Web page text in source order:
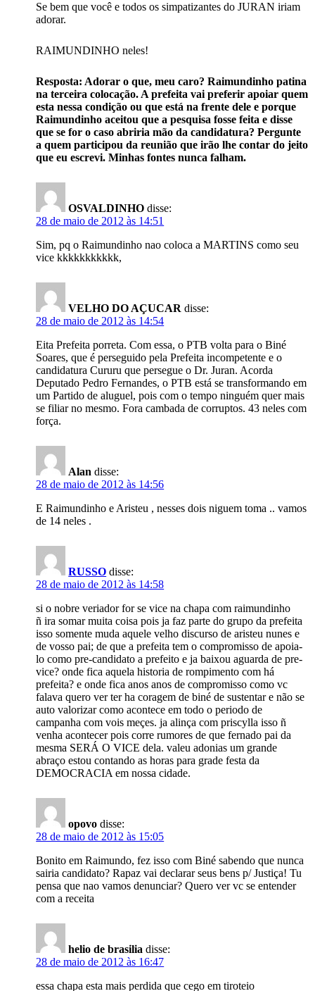
Se bem que você e todos os simpatizantes do JURAN iriam
adorar.
RAIMUNDINHO neles!
Resposta: Adorar o que, meu caro? Raimundinho patina
na terceira colocação. A prefeita vai preferir apoiar quem
esta nessa condição ou que está na frente dele e porque
Raimundinho aceitou que a pesquisa fosse feita e disse
que se for o caso abriria mão da candidatura? Pergunte
a quem participou da reunião que irão lhe contar do jeito
que eu escrevi. Minhas fontes nunca falham.
OSVALDINHO disse:
28 de maio de 2012 às 14:51
Sim, pq o Raimundinho nao coloca a MARTINS como seu
vice kkkkkkkkkkk,
VELHO DO AÇUCAR disse:
28 de maio de 2012 às 14:54
Eita Prefeita porreta. Com essa, o PTB volta para o Biné
Soares, que é perseguido pela Prefeita incompetente e o
candidatura Cururu que persegue o Dr. Juran. Acorda
Deputado Pedro Fernandes, o PTB está se transformando em
um Partido de aluguel, pois com o tempo ninguém quer mais
se filiar no mesmo. Fora cambada de corruptos. 43 neles com
força.
Alan disse:
28 de maio de 2012 às 14:56
E Raimundinho e Aristeu , nesses dois niguem toma .. vamos
de 14 neles .
RUSSO disse:
28 de maio de 2012 às 14:58
si o nobre veriador for se vice na chapa com raimundinho
ñ ira somar muita coisa pois ja faz parte do grupo da prefeita
isso somente muda aquele velho discurso de aristeu nunes e
de vosso pai; de que a prefeita tem o compromisso de apoia-
lo como pre-candidato a prefeito e ja baixou aguarda de pre-
vice? onde fica aquela historia de rompimento com há
prefeita? e onde fica anos anos de compromisso como vc
falava quero ver ter ha coragem de biné de sustentar e não se
auto valorizar como acontece em todo o periodo de
campanha com vois meçes. ja alinça com priscylla isso ñ
venha acontecer pois corre rumores de que fernado pai da
mesma SERÁ O VICE dela. valeu adonias um grande
abraço estou contando as horas para grade festa da
DEMOCRACIA em nossa cidade.
opovo disse:
28 de maio de 2012 às 15:05
Bonito em Raimundo, fez isso com Biné sabendo que nunca
sairia candidato? Rapaz vai declarar seus bens p/ Justiça! Tu
pensa que nao vamos denunciar? Quero ver vc se entender
com a receita
helio de brasilia disse:
28 de maio de 2012 às 16:47
essa chapa esta mais perdida que cego em tiroteio